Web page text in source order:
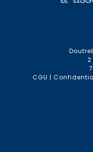
2
CGU |